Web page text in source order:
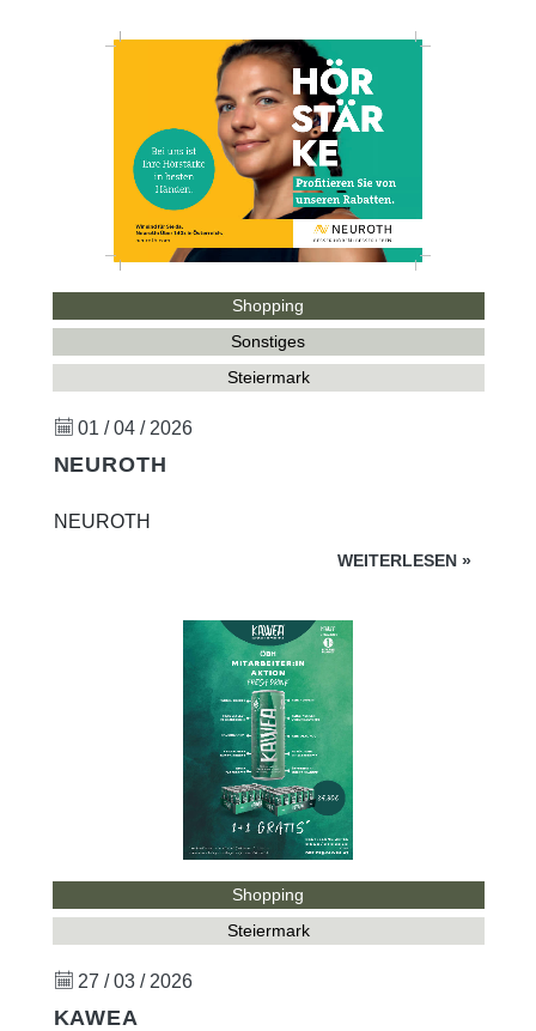
Shopping
Sonstiges
Steiermark
01 / 04 / 2026
NEUROTH
NEUROTH
WEITERLESEN »
Shopping
Steiermark
27 / 03 / 2026
KAWEA